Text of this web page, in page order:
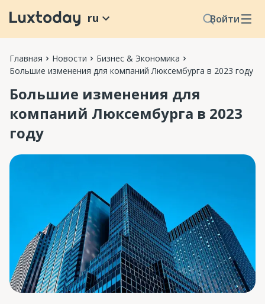
Войти
ru
Главная Новости
Бизнес & Экономика
Большие изменения для компаний Люксембурга в 2023 году
Большие изменения для
компаний Люксембурга в 2023
году